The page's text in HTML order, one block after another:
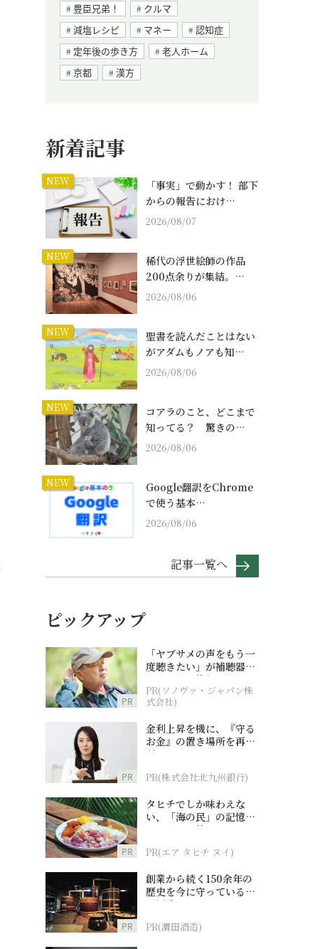
豊臣兄弟！
クルマ
減塩レシピ
マネー
認知症
定年後の歩き方
老人ホーム
京都
漢方
新着記事
NEW
「事実」で動かす！ 部下
からの報告におけ…
2026/08/07
NEW
稀代の浮世絵師の作品
200点余りが集結。…
2026/08/06
NEW
聖書を読んだことはない
がアダムもノアも知…
2026/08/06
NEW
コアラのこと、どこまで
知ってる？ 驚きの…
2026/08/06
NEW
Google翻訳をChrome
で使う基本…
2026/08/06
記事一覧へ
ピックアップ
PR
「ヤブサメの声をもう一
度聴きたい」が補聴器チ
ャレンジの後押しに
PR(ソノヴァ・ジャパン株
式会社)
PR
金利上昇を機に、『守る
お金』の置き場所を再検
討
PR(株式会社北九州銀行)
PR
タヒチでしか味わえな
い、「海の民」の記憶へ
とつながる旅
PR(エア タヒチ ヌイ)
PR
創業から続く150余年の
歴史を今に守っている濵
田酒造
PR(濵田酒造)